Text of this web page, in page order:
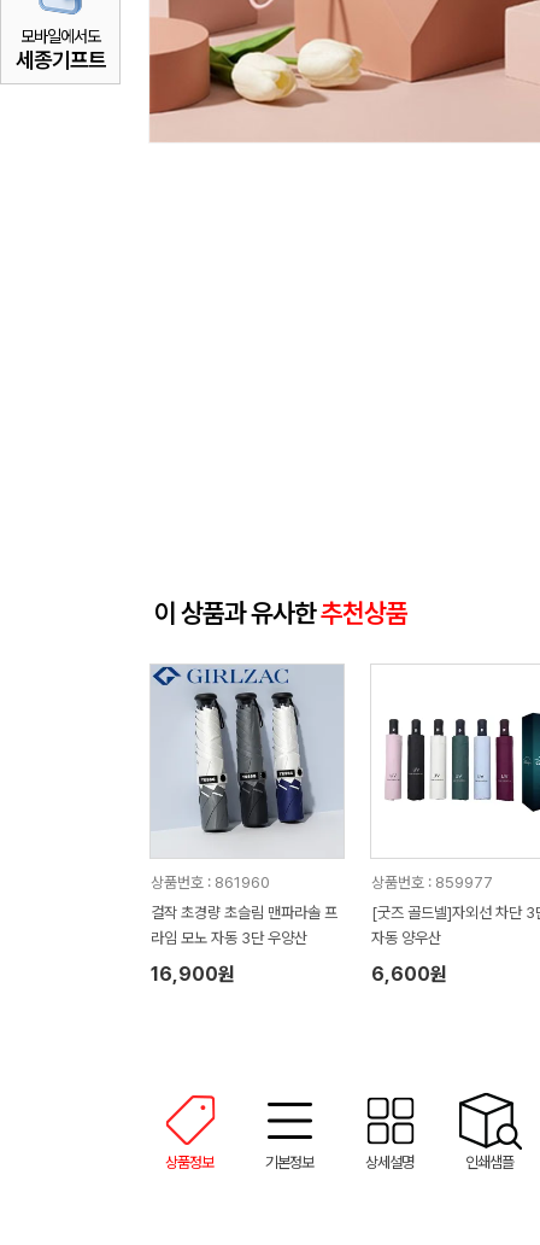
모바일에서도
세종기프트
이 상품과 유사한추천상품
상품번호 : 861960
걸작 초경량 초슬림 맨파라솔 프
라임 모노 자동 3단 우양산
16,900원
상품번호 : 859977
[굿즈 골드넬]자외선 차단 3
자동 양우산
6,600원
상품정보 기본정보 상세설명 인쇄샘플